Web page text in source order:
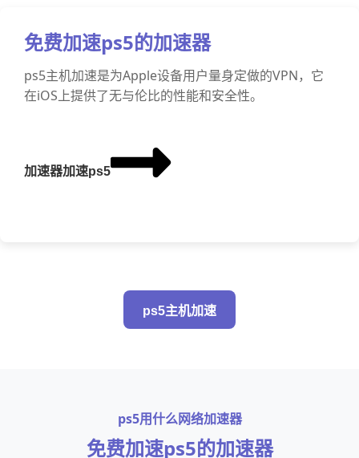
免费加速ps5的加速器
ps5主机加速是为Apple设备用户量身定做的VPN，它
在iOS上提供了无与伦比的性能和安全性。
加速器加速ps5
ps5主机加速
ps5用什么网络加速器
免费加速ps5的加速器